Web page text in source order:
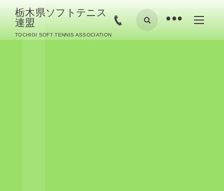
栃木県ソフトテニス
連盟
TOCHIGI SOFT TENNIS ASSOCIATION
•